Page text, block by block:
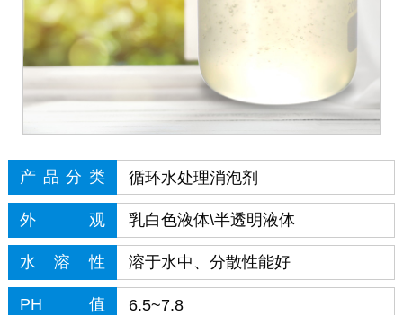
产品分类 循环水处理消泡剂
外观 乳白色液体\半透明液体
水溶性 溶于水中、分散性能好
PH值 6.5~7.8